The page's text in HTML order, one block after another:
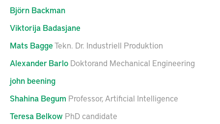
Björn Backman
Viktorija Badasjane
Mats BaggeTekn. Dr. Industriell Produktion
Alexander Barlo Doktorand Mechanical Engineering
john beening
Shahina Begum Professor, Artificial Intelligence
Teresa Belkow PhD candidate